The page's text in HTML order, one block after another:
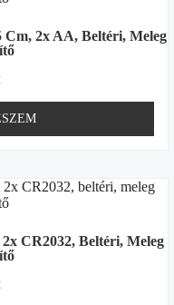
2x AA, Beltéri, Meleg
CR2032, Beltéri, Meleg